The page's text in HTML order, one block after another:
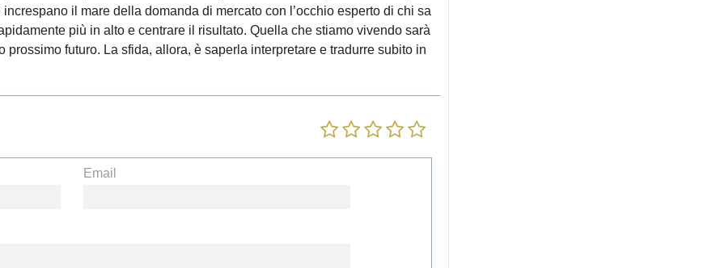
il mare della domanda di mercato con l’occhio esperto di chi sa
più in alto e centrare il risultato. Quella che stiamo vivendo sarà
futuro. La sfida, allora, è saperla interpretare e tradurre subito in
Email